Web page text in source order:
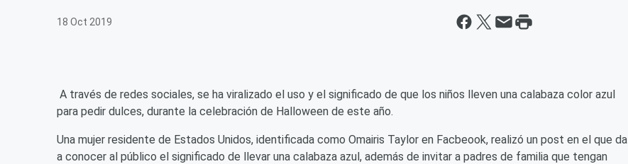
18 Oct 2019
A través de redes sociales, se ha viralizado el uso y el significado de que los niños lleven una calabaza color azul
para pedir dulces, durante la celebración de Halloween de este año.
Una mujer residente de Estados Unidos, identificada como Omairis Taylor en Facbeook, realizó un post en el que da
a conocer al público el significado de llevar una calabaza azul, además de invitar a padres de familia que tengan